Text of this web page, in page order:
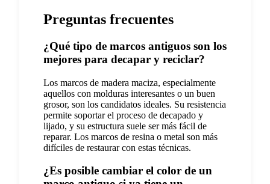
Preguntas frecuentes
¿Qué tipo de marcos antiguos son los
mejores para decapar y reciclar?
Los marcos de madera maciza, especialmente
aquellos con molduras interesantes o un buen
grosor, son los candidatos ideales. Su resistencia
permite soportar el proceso de decapado y
lijado, y su estructura suele ser más fácil de
reparar. Los marcos de resina o metal son más
difíciles de restaurar con estas técnicas.
¿Es posible cambiar el color de un